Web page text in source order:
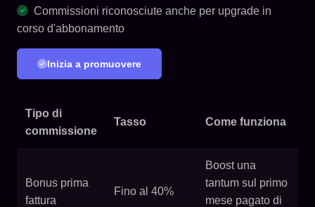
Commissioni riconosciute anche per upgrade in
corso d'abbonamento
Inizia a promuovere
Tipo di
commissione
Tasso Come funziona
Bonus prima
fattura
Fino al 40%
Boost una
tantum sul primo
mese pagato di